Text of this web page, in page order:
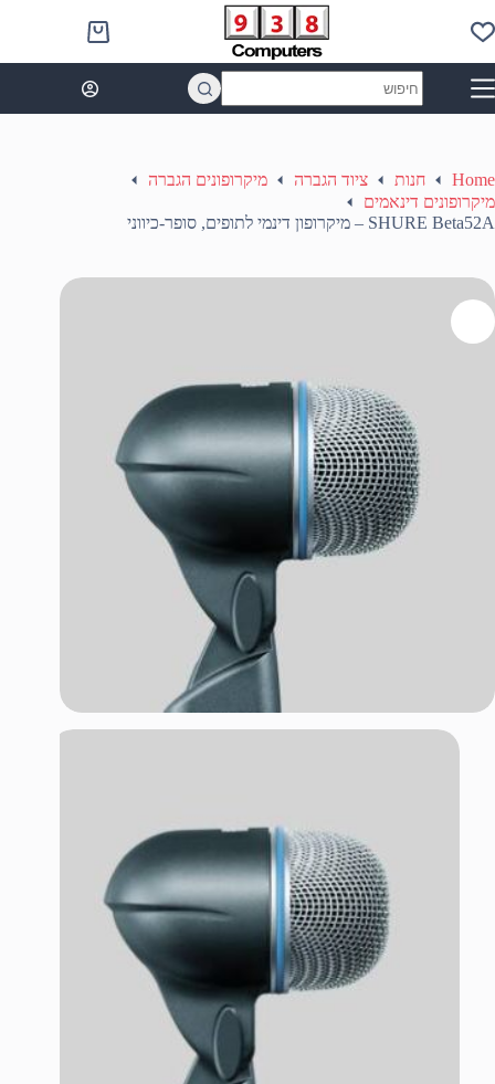
to
content
Shopping
cart
results
Home חנות ציוד הגברה
מיקרופונים הגברה
מיקרופונים דינאמים
SHURE Beta52A – מיקרופון דינמי לתופים, סופר-כיווני